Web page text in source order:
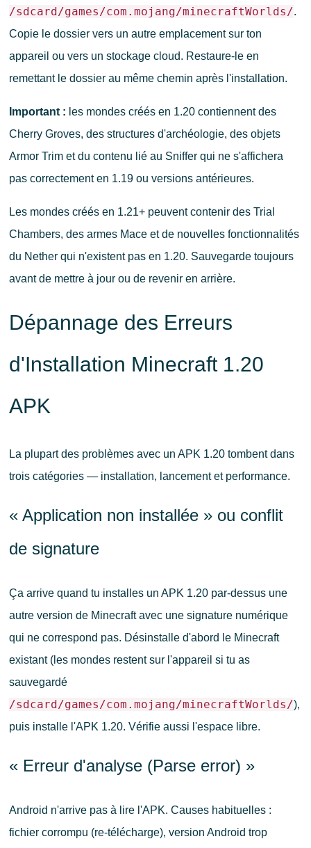
/sdcard/games/com.mojang/minecraftWorlds/.
Copie le dossier vers un autre emplacement sur ton
appareil ou vers un stockage cloud. Restaure-le en
remettant le dossier au même chemin après l'installation.
Important : les mondes créés en 1.20 contiennent des
Cherry Groves, des structures d'archéologie, des objets
Armor Trim et du contenu lié au Sniffer qui ne s'affichera
pas correctement en 1.19 ou versions antérieures.
Les mondes créés en 1.21+ peuvent contenir des Trial
Chambers, des armes Mace et de nouvelles fonctionnalités
du Nether qui n'existent pas en 1.20. Sauvegarde toujours
avant de mettre à jour ou de revenir en arrière.
Dépannage des Erreurs
d'Installation Minecraft 1.20
APK
La plupart des problèmes avec un APK 1.20 tombent dans
trois catégories — installation, lancement et performance.
« Application non installée » ou conflit
de signature
Ça arrive quand tu installes un APK 1.20 par-dessus une
autre version de Minecraft avec une signature numérique
qui ne correspond pas. Désinstalle d'abord le Minecraft
existant (les mondes restent sur l'appareil si tu as
sauvegardé
/sdcard/games/com.mojang/minecraftWorlds/),
puis installe l'APK 1.20. Vérifie aussi l'espace libre.
« Erreur d'analyse (Parse error) »
Android n'arrive pas à lire l'APK. Causes habituelles :
fichier corrompu (re-télécharge), version Android trop